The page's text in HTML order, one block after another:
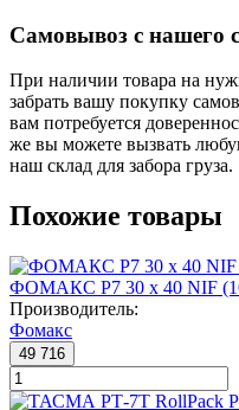
Самовывоз с нашего
При наличии товара на
забрать вашу покупку
вам потребуется
же вы можете вызвать
наш склад для забора груза.
Похожие товары
ФОМАКС Р7 30 x 40 NIF
Производитель:
Фомакс
49 716